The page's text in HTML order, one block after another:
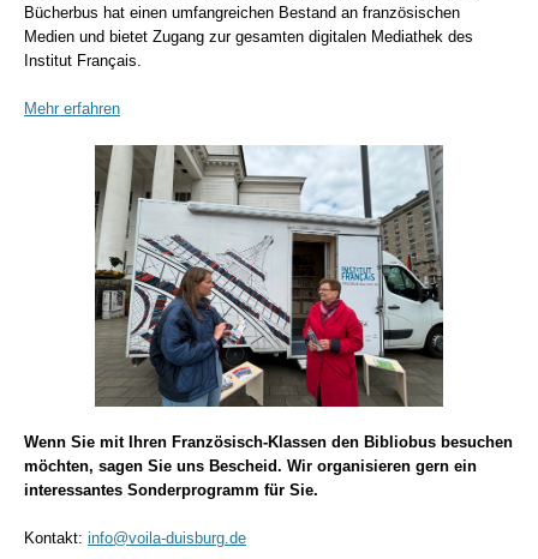
Bücherbus hat einen umfangreichen Bestand an französischen
Medien und bietet Zugang zur gesamten digitalen Mediathek des
Institut Français.
Mehr erfahren
Wenn Sie mit Ihren Französisch-Klassen den Bibliobus besuchen
möchten, sagen Sie uns Bescheid. Wir organisieren gern ein
interessantes Sonderprogramm für Sie.
Kontakt: info@voila-duisburg.de